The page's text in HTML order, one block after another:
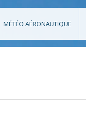
MÉTÉO AÉRONAUTIQUE